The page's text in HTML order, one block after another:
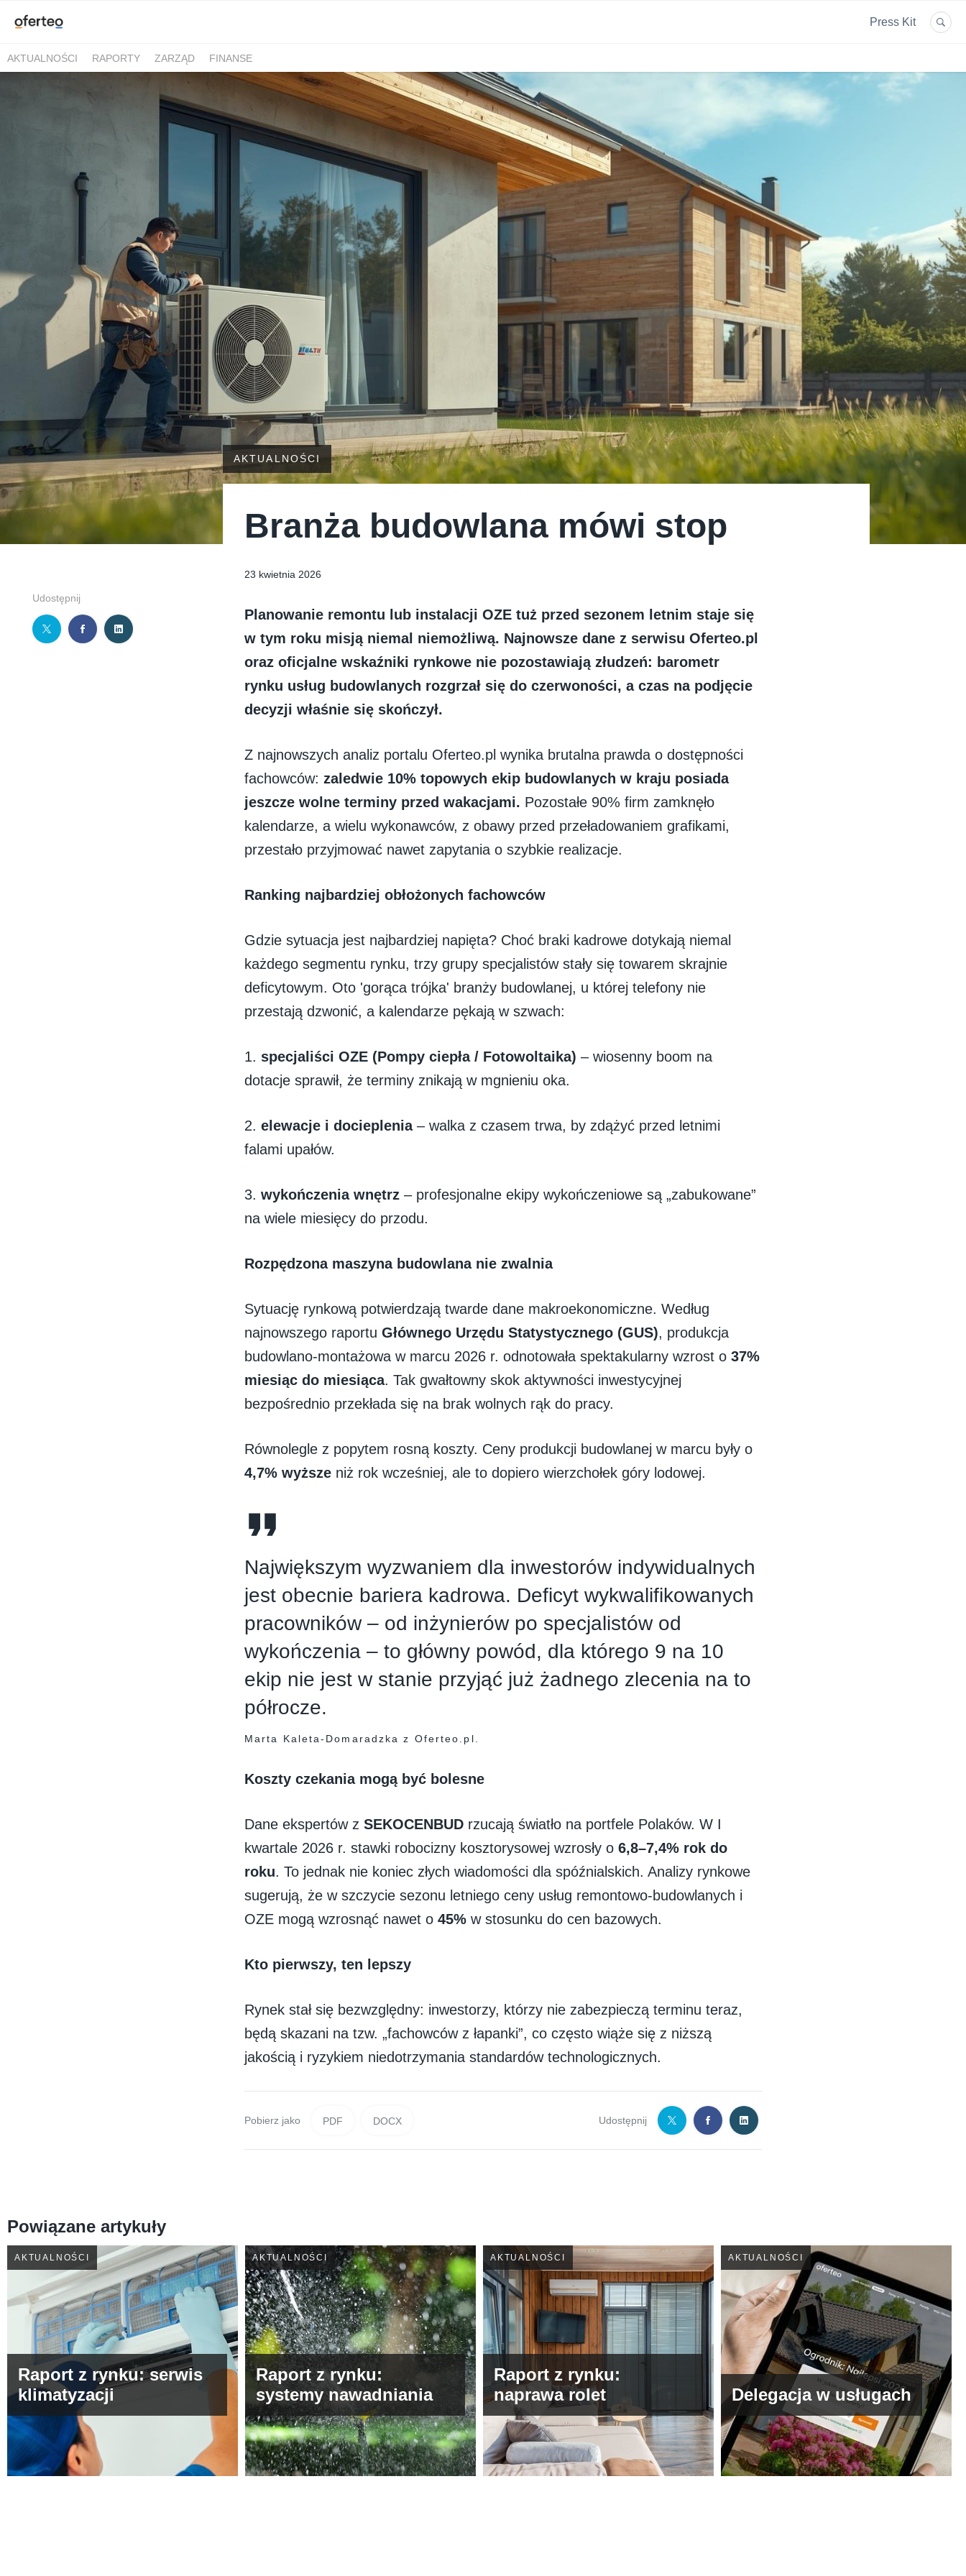
Press Kit
AKTUALNOŚCI RAPORTY ZARZĄD FINANSE
Udostępnij
AKTUALNOŚCI
Branża budowlana mówi stop
23 kwietnia 2026
Planowanie remontu lub instalacji OZE tuż przed sezonem letnim staje się
w tym roku misją niemal niemożliwą. Najnowsze dane z serwisu Oferteo.pl
oraz oficjalne wskaźniki rynkowe nie pozostawiają złudzeń: barometr
rynku usług budowlanych rozgrzał się do czerwoności, a czas na podjęcie
decyzji właśnie się skończył.
Z najnowszych analiz portalu Oferteo.pl wynika brutalna prawda o dostępności
fachowców: zaledwie 10% topowych ekip budowlanych w kraju posiada
jeszcze wolne terminy przed wakacjami. Pozostałe 90% firm zamknęło
kalendarze, a wielu wykonawców, z obawy przed przeładowaniem grafikami,
przestało przyjmować nawet zapytania o szybkie realizacje.
Ranking najbardziej obłożonych fachowców
Gdzie sytuacja jest najbardziej napięta? Choć braki kadrowe dotykają niemal
każdego segmentu rynku, trzy grupy specjalistów stały się towarem skrajnie
deficytowym. Oto 'gorąca trójka' branży budowlanej, u której telefony nie
przestają dzwonić, a kalendarze pękają w szwach:
1. specjaliści OZE (Pompy ciepła / Fotowoltaika) – wiosenny boom na
dotacje sprawił, że terminy znikają w mgnieniu oka.
2. elewacje i docieplenia– walka z czasem trwa, by zdążyć przed letnimi
falami upałów.
3. wykończenia wnętrz – profesjonalne ekipy wykończeniowe są „zabukowane”
na wiele miesięcy do przodu.
Rozpędzona maszyna budowlana nie zwalnia
Sytuację rynkową potwierdzają twarde dane makroekonomiczne. Według
najnowszego raportu Głównego Urzędu Statystycznego (GUS), produkcja
budowlano-montażowa w marcu 2026 r. odnotowała spektakularny wzrost o 37%
miesiąc do miesiąca. Tak gwałtowny skok aktywności inwestycyjnej
bezpośrednio przekłada się na brak wolnych rąk do pracy.
Równolegle z popytem rosną koszty. Ceny produkcji budowlanej w marcu były o
4,7% wyższe niż rok wcześniej, ale to dopiero wierzchołek góry lodowej.
Największym wyzwaniem dla inwestorów indywidualnych
jest obecnie bariera kadrowa. Deficyt wykwalifikowanych
pracowników – od inżynierów po specjalistów od
wykończenia – to główny powód, dla którego 9 na 10
ekip nie jest w stanie przyjąć już żadnego zlecenia na to
półrocze.
Marta Kaleta-Domaradzka z Oferteo.pl.
Koszty czekania mogą być bolesne
Dane ekspertów z SEKOCENBUD rzucają światło na portfele Polaków. W I
kwartale 2026 r. stawki robocizny kosztorysowej wzrosły o 6,8–7,4% rok do
roku. To jednak nie koniec złych wiadomości dla spóźnialskich. Analizy rynkowe
sugerują, że w szczycie sezonu letniego ceny usług remontowo-budowlanych i
OZE mogą wzrosnąć nawet o 45% w stosunku do cen bazowych.
Kto pierwszy, ten lepszy
Rynek stał się bezwzględny: inwestorzy, którzy nie zabezpieczą terminu teraz,
będą skazani na tzw. „fachowców z łapanki”, co często wiąże się z niższą
jakością i ryzykiem niedotrzymania standardów technologicznych.
Pobierz jako PDF DOCX Udostępnij
Powiązane artykuły
AKTUALNOŚCI
Raport z rynku: serwis
klimatyzacji
AKTUALNOŚCI
Raport z rynku:
systemy nawadniania
AKTUALNOŚCI
Raport z rynku:
naprawa rolet
AKTUALNOŚCI
Delegacja w usługach